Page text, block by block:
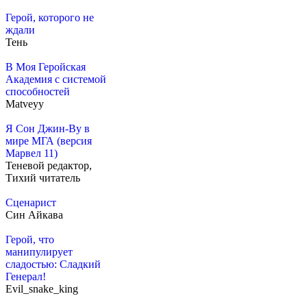
Герой, которого не
ждали
Тень
В Моя Геройская
Академия с системой
способностей
Matveyy
Я Сон Джин-Ву в
мире МГА (версия
Марвел 11)
Теневой редактор,
Тихий читатель
Сценарист
Син Айкава
Герой, что
манипулирует
сладостью: Сладкий
Генерал!
Evil_snake_king